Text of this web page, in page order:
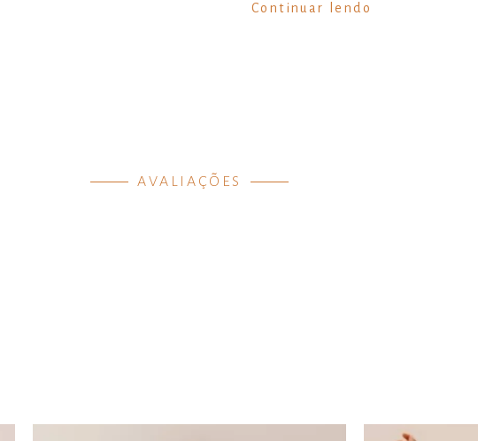
visual fluido, elegante e
frequente
Continuar lendo
AVALIAÇÕES